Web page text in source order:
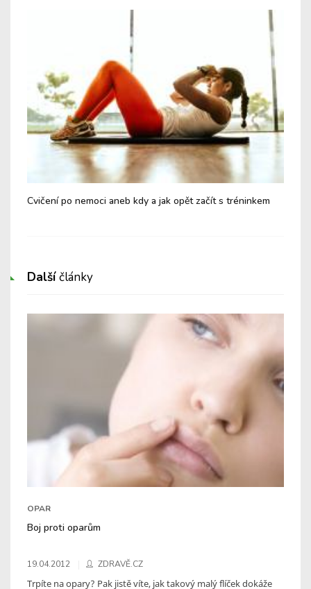
Cvičení po nemoci aneb kdy a jak opět začít s tréninkem
Dalšíčlánky
OPAR
Boj proti oparům
19.04.2012 ZDRAVĚ.CZ
Trpíte na opary? Pak jistě víte, jak takový malý flíček dokáže